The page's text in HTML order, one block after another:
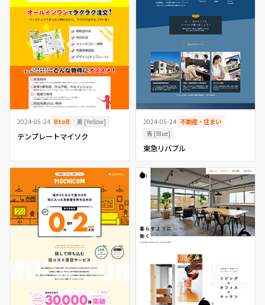
2024-05-24 BtoB 黄 [Yellow]
テンプレートマイソク
2024-05-24 不動産・住まい
青 [Blue]
東急リバブル